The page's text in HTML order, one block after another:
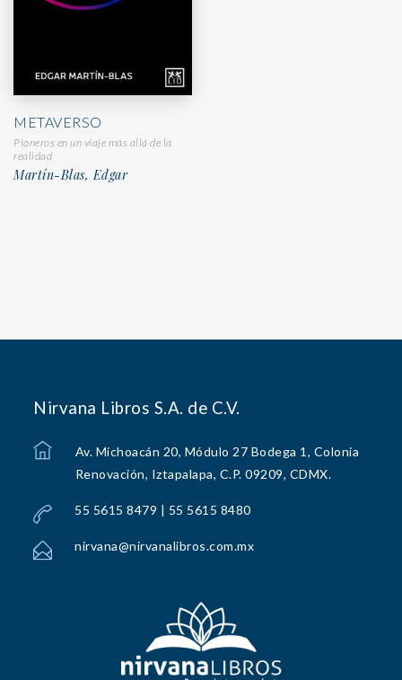
METAVERSO
Pioneros en un viaje más allá de la
realidad
Martín-Blas, Edgar
Nirvana Libros S.A. de C.V.
Av. Michoacán 20, Módulo 27 Bodega 1, Colonia
Renovación, Iztapalapa, C.P. 09209, CDMX.
55 5615 8479 | 55 5615 8480
nirvana@nirvanalibros.com.mx